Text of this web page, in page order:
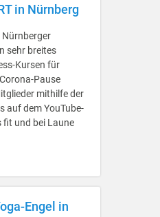
in Nürnberg
Nürnberger
sehr breites
Kursen für
Pause
mithilfe der
auf dem YouTube-
fit und bei Laune
Engel in